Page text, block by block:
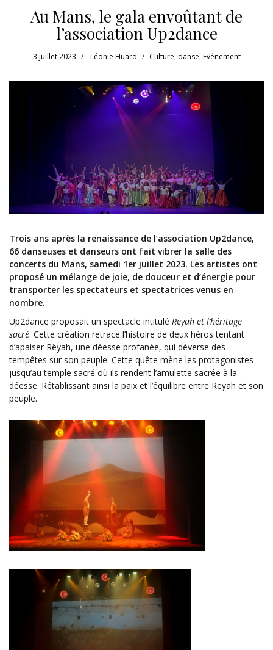
Au Mans, le gala envoûtant de
l’association Up2dance
3 juillet 2023 Léonie Huard Culture, danse,Evénement
Trois ans après la renaissance de l’association Up2dance,
66 danseuses et danseurs ont fait vibrer la salle des
concerts du Mans, samedi 1er juillet 2023. Les artistes ont
proposé un mélange de joie, de douceur et d’énergie pour
transporter les spectateurs et spectatrices venus en
nombre.
Up2dance proposait un spectacle intitulé Rëyah et l’héritage
sacré. Cette création retrace l’histoire de deux héros tentant
d’apaiser Rëyah, une déesse profanée, qui déverse des
tempêtes sur son peuple. Cette quête mène les protagonistes
jusqu’au temple sacré où ils rendent l’amulette sacrée à la
déesse. Rétablissant ainsi la paix et l’équilibre entre Rëyah et son
peuple.